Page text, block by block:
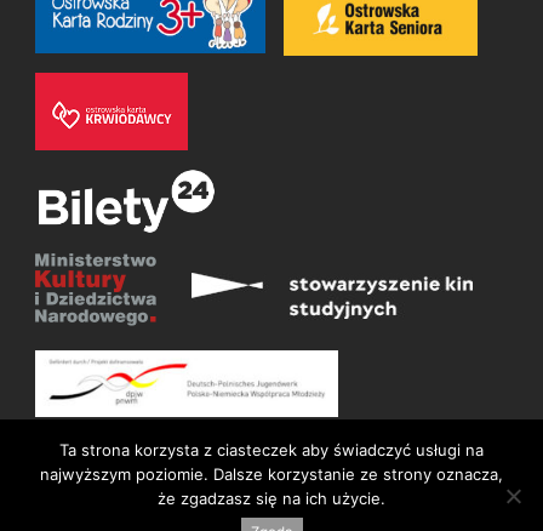
© Wszelkie prawa zastrzeżone 2026
Ta strona korzysta z ciasteczek aby świadczyć usługi na
najwyższym poziomie. Dalsze korzystanie ze strony oznacza,
że zgadzasz się na ich użycie.